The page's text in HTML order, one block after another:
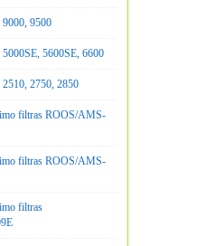
9500
5600SE, 6600
2750, 2850
filtras ROOS/AMS-
filtras ROOS/AMS-
filtras